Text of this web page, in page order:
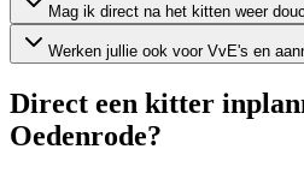
Mag ik direct na het kitten weer
Werken jullie ook voor VvE's en
Direct een kitter
Oedenrode?